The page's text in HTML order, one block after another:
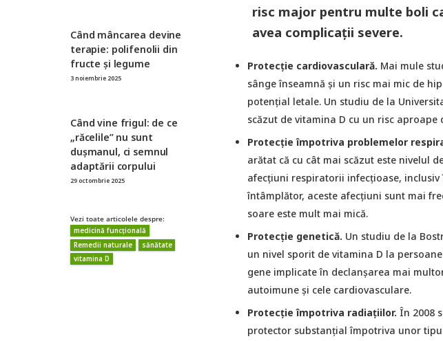
Când mâncarea devine
terapie: polifenolii din
fructe și legume
3 noiembrie 2025
Când vine frigul: de ce
„răcelile” nu sunt
dușmanul, ci semnul
adaptării corpului
29 octombrie 2025
Vezi toate articolele despre:
medicină funcțională
Remedii naturale
sănătate
vitamina D
risc major pentru multe boli
avea complicații severe.
Protecție cardiovasculară. Mai mule
sânge înseamnă și un risc mai mic de
potențial letale. Un studiu de la
scăzut de vitamina D cu un risc aproape
Protecție împotriva problemelor
arătat că cu cât mai scăzut este nivelul
afecțiuni respiratorii infecțioase,
întâmplător, aceste afecțiuni sunt mai
soare este mult mai mică.
Protecție genetică. Un studiu de la
un nivel sporit de vitamina D la
gene implicate în declanşarea mai
autoimune și cele cardiovasculare.
Protecție împotriva radiațiilor. În 2008
protector substanțial împotriva unor